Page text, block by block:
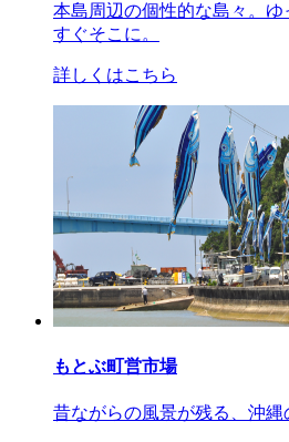
本島周辺の個性的な島々。
すぐそこに。
詳しくはこちら
もとぶ町営市場
昔ながらの風景が残る、沖縄